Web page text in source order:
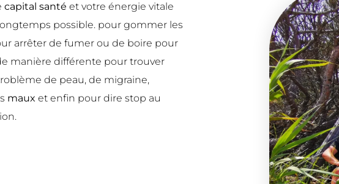
capital santé et votre énergie vitale
possible. pour gommer les
arrêter de fumer ou de boire pour
manière différente pour trouver
de peau, de migraine,
maux et enfin pour dire stop au